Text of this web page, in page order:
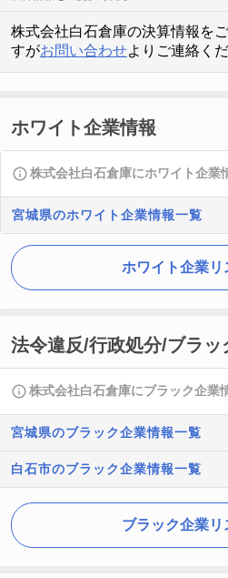
株式会社白石倉庫の決算情報を
すがお問い合わせよりご連絡くだ
ホワイト企業情報
株式会社白石倉庫にホワイト企業
宮城県のホワイト企業情報一覧
ホワイト企業リ
法令違反/行政処分/ブラッ
株式会社白石倉庫にブラック企業
宮城県のブラック企業情報一覧
白石市のブラック企業情報一覧
ブラック企業リ